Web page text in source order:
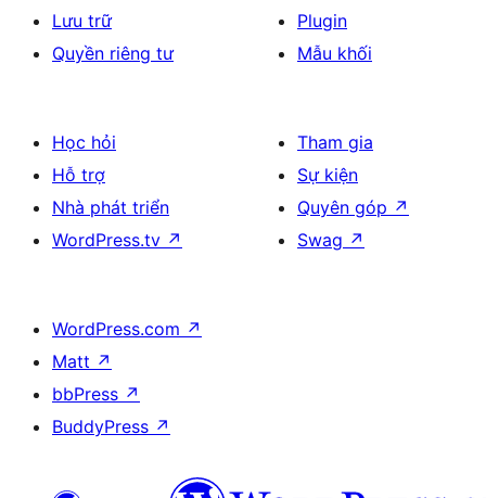
Lưu trữ
Quyền riêng tư
Plugin
Mẫu khối
Học hỏi
Hỗ trợ
Nhà phát triển
WordPress.tv ↗
Tham gia
Sự kiện
Quyên góp ↗
Swag ↗
WordPress.com ↗
Matt ↗
bbPress ↗
BuddyPress ↗